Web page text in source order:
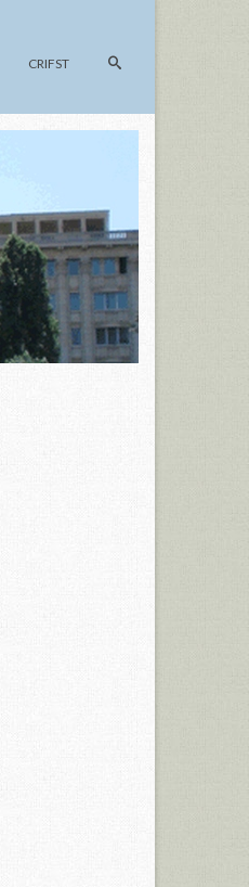
CRIFST